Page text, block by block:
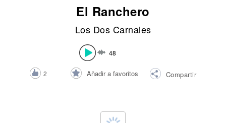
El Ranchero
Los Dos Carnales
48
2 Añadir a favoritos Compartir